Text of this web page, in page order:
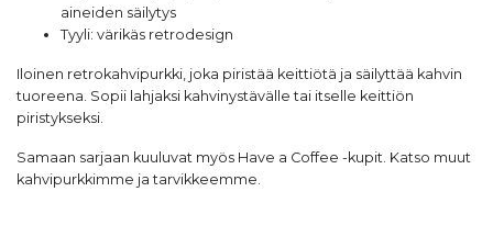
aineiden säilytys
Tyyli: värikäs retrodesign
Iloinen retrokahvipurkki, joka piristää keittiötä ja säilyttää kahvin
tuoreena. Sopii lahjaksi kahvinystävälle tai itselle keittiön
piristykseksi.
Samaan sarjaan kuuluvat myös Have a Coffee -kupit. Katso muut
kahvipurkkimme ja tarvikkeemme.